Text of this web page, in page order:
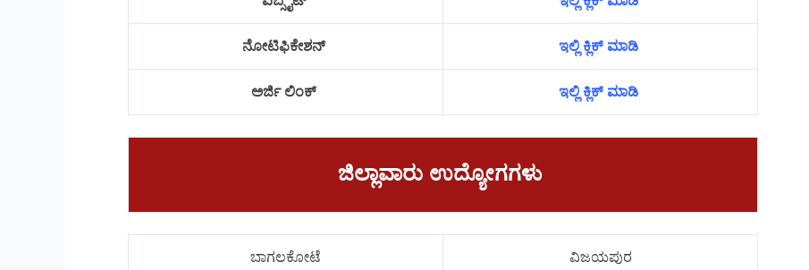
ನೋಟಿಫಿಕೇಶನ್ ಇಲ್ಲಿ ಕ್ಲಿಕ್ ಮಾಡಿ
ಅರ್ಜಿ ಲಿಂಕ್ ಇಲ್ಲಿ ಕ್ಲಿಕ್ ಮಾಡಿ
ಜಿಲ್ಲಾವಾರು ಉದ್ಯೋಗಗಳು
ಬಾಗಲಕೋಟೆ ವಿಜಯಪುರ